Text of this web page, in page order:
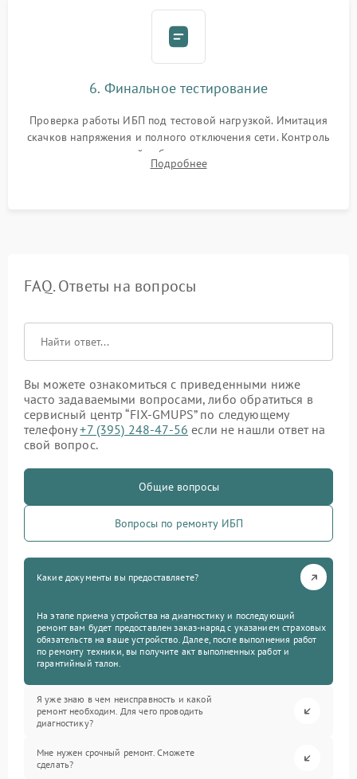
6. Финальное тестирование
Проверка работы ИБП под тестовой нагрузкой. Имитация
скачков напряжения и полного отключения сети. Контроль
времени автономной работы, температурного режима и
корректности формы выходного сигнала.
Подробнее
FAQ. Ответы на вопросы
Вы можете ознакомиться с приведенными ниже
часто задаваемыми вопросами, либо обратиться в
сервисный центр “FIX-GMUPS” по следующему
телефону+7 (395) 248-47-56 если не нашли ответ на
свой вопрос.
Общие вопросы
Вопросы по ремонту ИБП
Какие документы вы предоставляете?
На этапе приема устройства на диагностику и последующий
ремонт вам будет предоставлен заказ-наряд с указанием страховых
обязательств на ваше устройство. Далее, после выполнения работ
по ремонту техники, вы получите акт выполненных работ и
гарантийный талон.
Я уже знаю в чем неисправность и какой
ремонт необходим. Для чего проводить
диагностику?
Мне нужен срочный ремонт. Сможете
сделать?